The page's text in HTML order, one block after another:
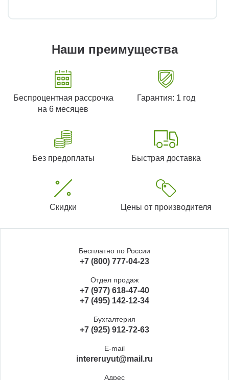
Наши преимущества
Беспроцентная рассрочка
на 6 месяцев
Гарантия: 1 год
Без предоплаты Быстрая доставка
Скидки Цены от производителя
Бесплатно по России
+7 (800) 777-04-23
Отдел продаж
+7 (977) 618-47-40
+7 (495) 142-12-34
Бухгалтерия
+7 (925) 912-72-63
E-mail
intereruyut@mail.ru
Адрес